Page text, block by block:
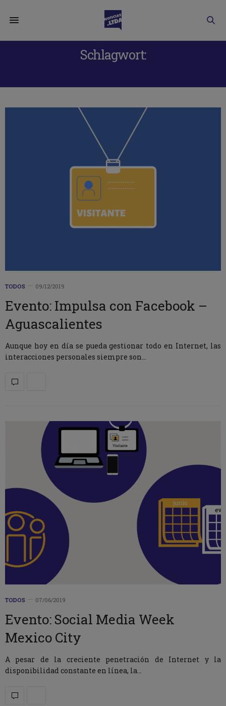
Schlagwort:
TODOS 09/12/2019
Evento: Impulsa con Facebook –
Aguascalientes
Aunque hoy en día se pueda gestionar todo en Internet, las
interacciones personales siempre son…
TODOS 07/06/2019
Evento: Social Media Week
Mexico City
A pesar de la creciente penetración de Internet y la
disponibilidad constante en línea, la…